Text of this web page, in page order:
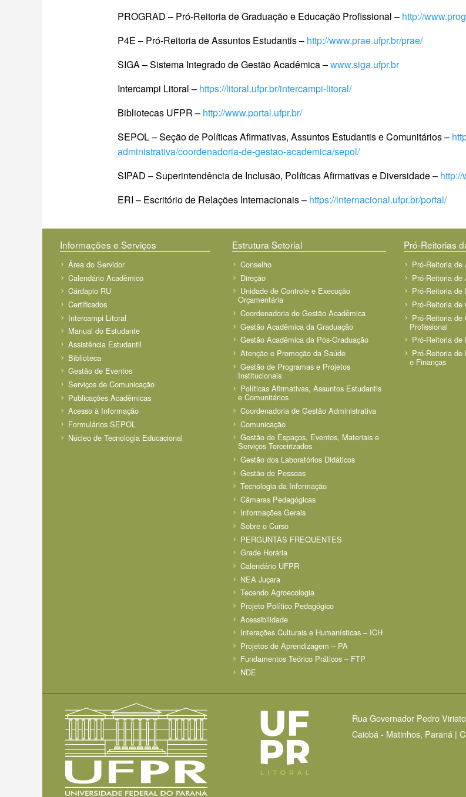
PROGRAD – Pró-Reitoria de Graduação e Educação Profissional – http://
P4E – Pró-Reitoria de Assuntos Estudantis – http://www.prae.ufpr.br/prae/
SIGA – Sistema Integrado de Gestão Acadêmica –www.siga.ufpr.br
Intercampi Litoral – https://litoral.ufpr.br/intercampi-litoral/
Bibliotecas UFPR – http://www.portal.ufpr.br/
SEPOL – Seção de Políticas Afirmativas, Assuntos Estudantis e Comunitários –
administrativa/coordenadoria-de-gestao-academica/sepol/
SIPAD – Superintendência de Inclusão, Políticas Afirmativas e Diversidade –
ERI – Escritório de Relações Internacionais – https://internacional.ufpr.br/portal/
Informações e Serviços
Área do Servidor
Calendário Acadêmico
Cárdapio RU
Certificados
Intercampi Litoral
Manual do Estudante
Assistência Estudantil
Biblioteca
Gestão de Eventos
Serviços de Comunicação
Publicações Acadêmicas
Acesso à Informação
Formulários SEPOL
Núcleo de Tecnologia Educacional
Estrutura Setorial
Conselho
Direção
Unidade de Controle e Execução
Orçamentária
Coordenadoria de Gestão Acadêmica
Gestão Acadêmica da Graduação
Gestão Acadêmica da Pós-Graduação
Atenção e Promoção da Saúde
Gestão de Programas e Projetos
Institucionais
Políticas Afirmativas, Assuntos Estudantis
e Comunitários
Coordenadoria de Gestão Administrativa
Comunicação
Gestão de Espaços, Eventos, Materiais e
Serviços Terceirizados
Gestão dos Laboratórios Didáticos
Gestão de Pessoas
Tecnologia da Informação
Câmaras Pedagógicas
Informações Gerais
Sobre o Curso
PERGUNTAS FREQUENTES
Grade Horária
Calendário UFPR
NEA Juçara
Tecendo Agroecologia
Projeto Político Pedagógico
Acessibilidade
Interações Culturais e Humanísticas – ICH
Projetos de Aprendizagem – PA
Fundamentos Teórico Práticos – FTP
NDE
Pró-Reitorias
Pró-Reitoria de
Pró-Reitoria de
Pró-Reitoria de
Pró-Reitoria de
Pró-Reitoria de
Profissional
Pró-Reitoria de
Pró-Reitoria
e Finanças
Rua Governador Pedro
Caiobá - Matinhos, Paraná |